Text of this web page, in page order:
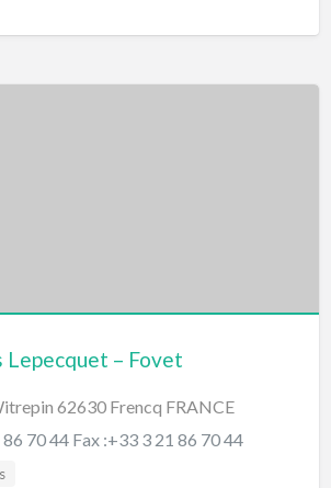
Lepecquet – Fovet
62630 Frencq FRANCE
70 44 Fax :+33 3 21 86 70 44